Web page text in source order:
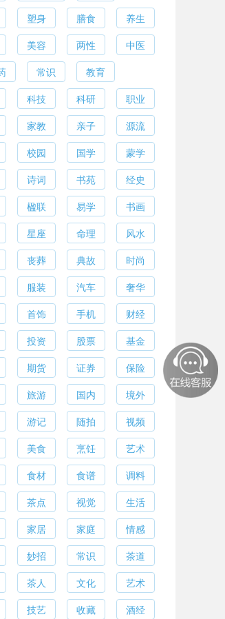
塑身 膳食
养生
美容 两性
中医
常识
教育
科技 科研
职业
家教 亲子
源流
校园 国学
蒙学
诗词 书苑
经史
楹联 易学
书画
星座 命理
风水
丧葬 典故
时尚
服装 汽车
奢华
首饰 手机
财经
投资 股票
基金
期货 证券
保险
旅游 国内
境外
游记 随拍
视频
美食 烹饪
艺术
食材 食谱
调料
茶点 视觉
生活
家居 家庭
情感
妙招 常识
茶道
茶人 文化
艺术
技艺 收藏
酒经